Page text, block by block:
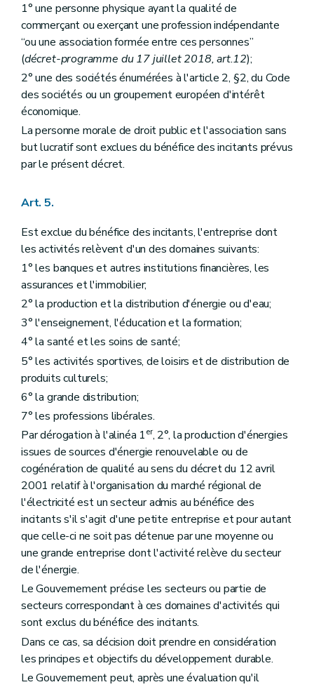
1° une personne physique ayant la qualité de
commerçant ou exerçant une profession indépendante
“ou une association formée entre ces personnes”
(décret-programme du 17 juillet 2018, art.12);
2° une des sociétés énumérées à l'article 2, §2, du Code
des sociétés ou un groupement européen d'intérêt
économique.
La personne morale de droit public et l'association sans
but lucratif sont exclues du bénéfice des incitants prévus
par le présent décret.
Art. 5.
Est exclue du bénéfice des incitants, l'entreprise dont
les activités relèvent d'un des domaines suivants:
1° les banques et autres institutions financières, les
assurances et l'immobilier;
2° la production et la distribution d'énergie ou d'eau;
3° l'enseignement, l'éducation et la formation;
4° la santé et les soins de santé;
5° les activités sportives, de loisirs et de distribution de
produits culturels;
6° la grande distribution;
7° les professions libérales.
Par dérogation à l'alinéa 1er, 2°, la production d'énergies
issues de sources d'énergie renouvelable ou de
cogénération de qualité au sens du décret du 12 avril
2001 relatif à l'organisation du marché régional de
l'électricité est un secteur admis au bénéfice des
incitants s'il s'agit d'une petite entreprise et pour autant
que celle-ci ne soit pas détenue par une moyenne ou
une grande entreprise dont l'activité relève du secteur
de l'énergie.
Le Gouvernement précise les secteurs ou partie de
secteurs correspondant à ces domaines d'activités qui
sont exclus du bénéfice des incitants.
Dans ce cas, sa décision doit prendre en considération
les principes et objectifs du développement durable.
Le Gouvernement peut, après une évaluation qu'il